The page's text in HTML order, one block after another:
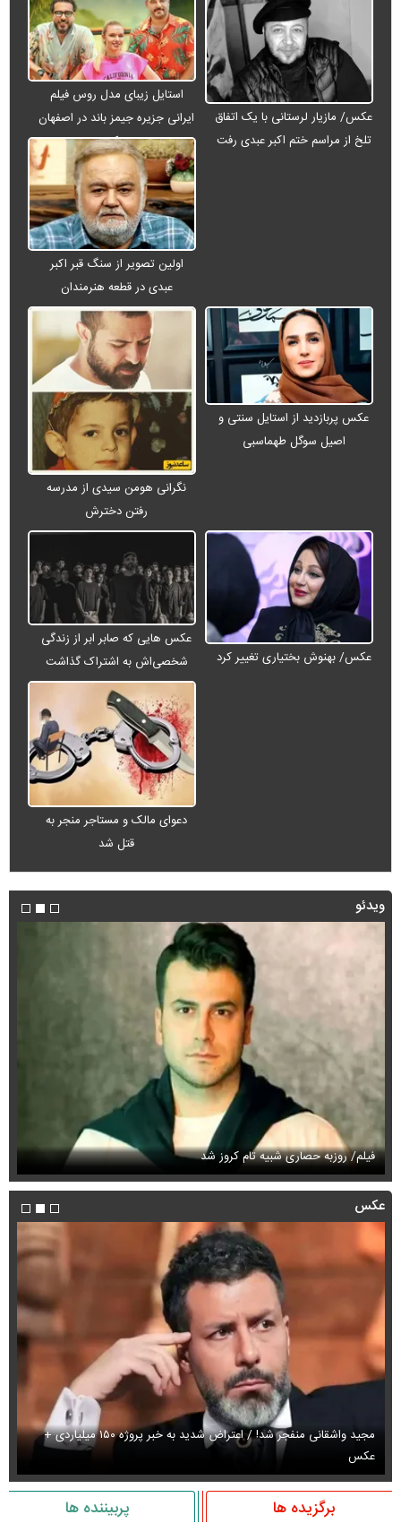
عکس/ مازیار لرستانی با یک اتفاق
تلخ از مراسم ختم اکبر عبدی رفت
استایل زیبای مدل روس فیلم
ایرانی جزیره جیمز باند در اصفهان
+ عکس
اولین تصویر از سنگ قبر اکبر
عبدی در قطعه هنرمندان
عکس پربازدید از استایل سنتی و
اصیل سوگل طهماسبی
نگرانی هومن سیدی از مدرسه
رفتن دخترش
عکس/ بهنوش بختیاری تغییر کرد
عکس هایی که صابر ابر از زندگی
شخصی‌اش به اشتراک گذاشت
دعوای مالک و مستاجر منجر به
قتل شد
ویدئو
فیلم/ روزبه حصاری شبیه تام کروز شد
عکس
مجید واشقانی منفجر شد! / اعتراض شدید به خبر پروژه ۱۵۰ میلیاردی +
عکس
برگزیده ها پربیننده ها